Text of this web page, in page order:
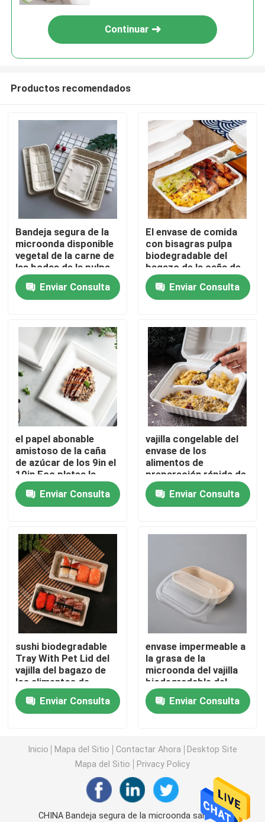
Productos
Sobre nosotros
Viaje de la fábrica
Control de calidad
éntrenos en contacto con
Pida una cita
Vajilla disponible biodegradable
Vajilla abonable del partido
Vajilla de la maicena
tazas de papel disponibles
Combustible frotante de la mecha
Combustible frotante del gel
El PVC se aferra abrigo
Cubiertos abonablees de CPLA
Continuar
Productos recomendados
Bandeja segura de la
microonda disponible
vegetal de la carne de
las bodas de la pulpa
del bagazo de la caña
de azúcar de la fruta
Enviar Consulta
El envase de comida
con bisagras pulpa
biodegradable del
bagazo de la caña de
azúcar de 7 de los x
5in saca la fiambrera
Enviar Consulta
el papel abonable
amistoso de la caña
de azúcar de los 9in el
10in Eco platea la
placa cuadrada de la
torta del postre
Enviar Consulta
vajilla congelable del
envase de los
alimentos de
preparación rápida de
la caña de azúcar de
los 8in de la cubierta
los 9in biodegradable
Enviar Consulta
sushi biodegradable
Tray With Pet Lid del
vajilla del bagazo de
los alimentos de
preparación rápida del
servicio de mesa 11g
Enviar Consulta
envase impermeable a
la grasa de la
microonda del vajilla
biodegradable del
bagazo de 850ml
1000ml con la tapa
Enviar Consulta
Inicio Mapa del Sitio Contactar Ahora
Desktop Site
Mapa del Sitio
Privacy Policy
CHINA Bandeja segura de la microonda sanitaria